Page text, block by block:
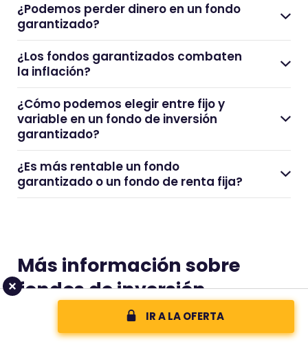
IR A LA OFERTA
¿Podemos perder dinero en un fondo
garantizado?
¿Los fondos garantizados combaten
la inflación?
¿Cómo podemos elegir entre fijo y
variable en un fondo de inversión
garantizado?
¿Es más rentable un fondo
garantizado o un fondo de renta fija?
Más información sobre
fondos de inversión